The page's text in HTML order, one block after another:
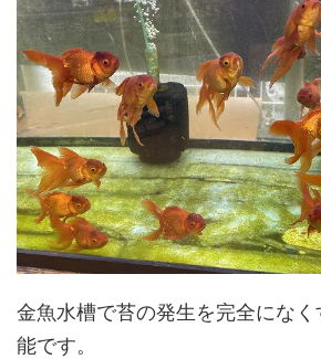
金魚水槽で苔の発生を完全にな
能です。